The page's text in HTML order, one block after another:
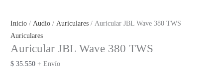
Inicio /Audio /Auriculares / Auricular JBL Wave 380 TWS
Auriculares
Auricular JBL Wave 380 TWS
$ 35.550 + Envío